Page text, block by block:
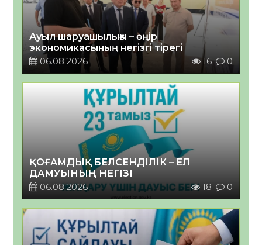
Ауыл шаруашылығы – өңір
экономикасының негізгі тірегі
06.08.2026
16 0
ҚОҒАМДЫҚ БЕЛСЕНДІЛІК – ЕЛ
ДАМУЫНЫҢ НЕГІЗІ
06.08.2026
18 0